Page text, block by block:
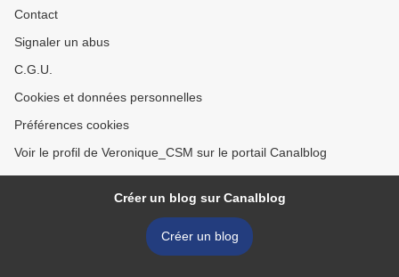
Contact
Signaler un abus
C.G.U.
Cookies et données personnelles
Préférences cookies
Voir le profil de Veronique_CSM sur le portail Canalblog
Créer un blog sur Canalblog
Créer un blog